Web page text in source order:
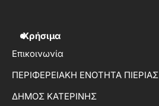
Χρήσιμα
Επικοινωνία
ΠΕΡΙΦΕΡΕΙΑΚΗ ΕΝΟΤΗΤΑ ΠΙΕΡΙΑΣ
ΔΗΜΟΣ ΚΑΤΕΡΙΝΗΣ